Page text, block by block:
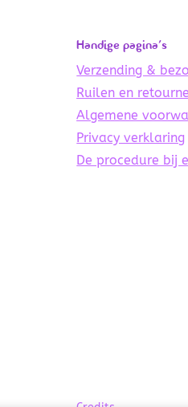
Handige pagina’s
Verzending &
Ruilen en
Algemene
Privacy verklaring
De procedure bij